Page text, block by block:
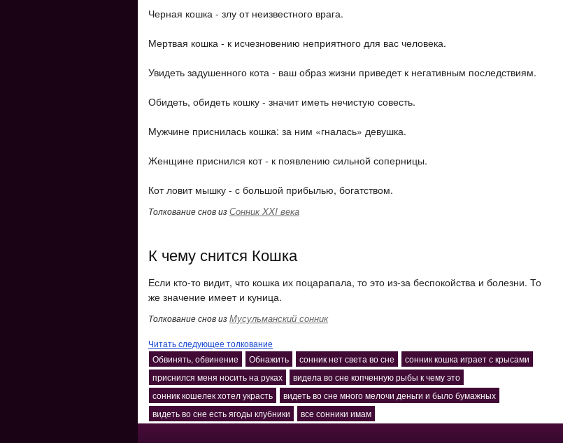
Черная кошка - злу от неизвестного врага.
Мертвая кошка - к исчезновению неприятного для вас человека.
Увидеть задушенного кота - ваш образ жизни приведет к негативным последствиям.
Обидеть, обидеть кошку - значит иметь нечистую совесть.
Мужчине приснилась кошка: за ним «гналась» девушка.
Женщине приснился кот - к появлению сильной соперницы.
Кот ловит мышку - с большой прибылью, богатством.
Толкование снов изСонник XXI века
К чему снится Кошка
Если кто-то видит, что кошка их поцарапала, то это из-за беспокойства и болезни. То
же значение имеет и куница.
Толкование снов изМусульманский сонник
Читать следующее толкование
Обвинять, обвинение
Обнажить сонник нет света во сне
сонник кошка играет с крысами
приснился меня носить на руках
видела во сне копченную рыбы к чему это
сонник кошелек хотел украсть
видеть во сне много мелочи деньги и было бумажных
видеть во сне есть ягоды клубники
все сонники имам